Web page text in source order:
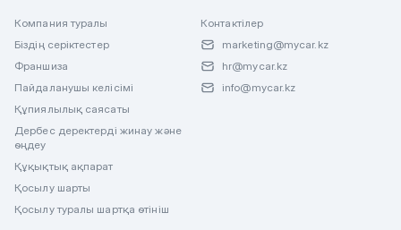
Компания туралы
Біздің серіктестер
Франшиза
Пайдаланушы келісімі
Құпиялылық саясаты
Дербес деректерді жинау және
өңдеу
Құқықтық ақпарат
Қосылу шарты
Қосылу туралы шартқа өтініш
Контактілер
marketing@mycar.kz
hr@mycar.kz
info@mycar.kz